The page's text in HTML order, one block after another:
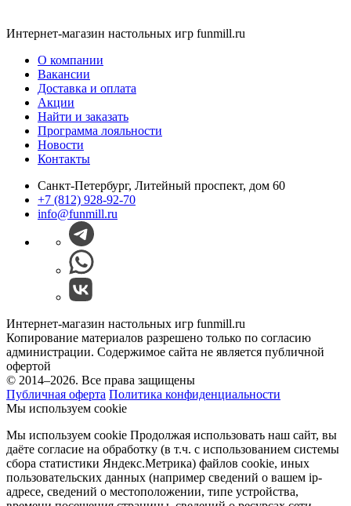
Интернет-магазин настольных игр funmill.ru
О компании
Вакансии
Доставка и оплата
Акции
Найти и заказать
Программа лояльности
Новости
Контакты
Санкт-Петербург, Литейный проспект, дом 60
+7 (812) 928-92-70
info@funmill.ru
Интернет-магазин настольных игр funmill.ru
Копирование материалов разрешено только по согласию
администрации. Содержимое сайта не является публичной
офертой
© 2014–2026. Все права защищены
Публичная оферта Политика конфиденциальности
Мы используем cookie
Мы используем cookie Продолжая использовать наш cайт, вы
даёте согласие на обработку (в т.ч. с использованием системы
сбора статистики Яндекс.Метрика) файлов cookie, иных
пользовательских данных (например сведений о вашем ip-
адресе, сведений о местоположении, типе устройства,